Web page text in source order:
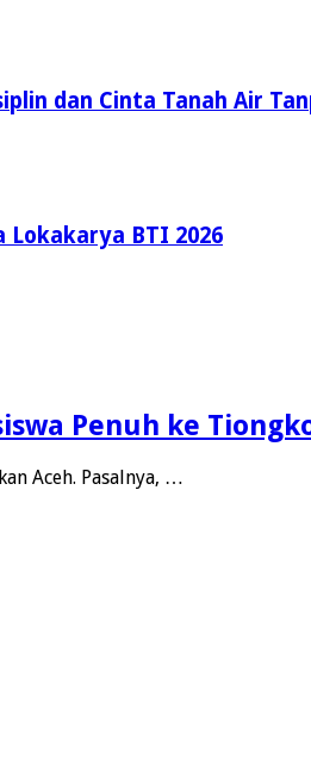
dan Cinta Tanah Air
Lokakarya BTI 2026
Penuh ke
Aceh. Pasalnya, …